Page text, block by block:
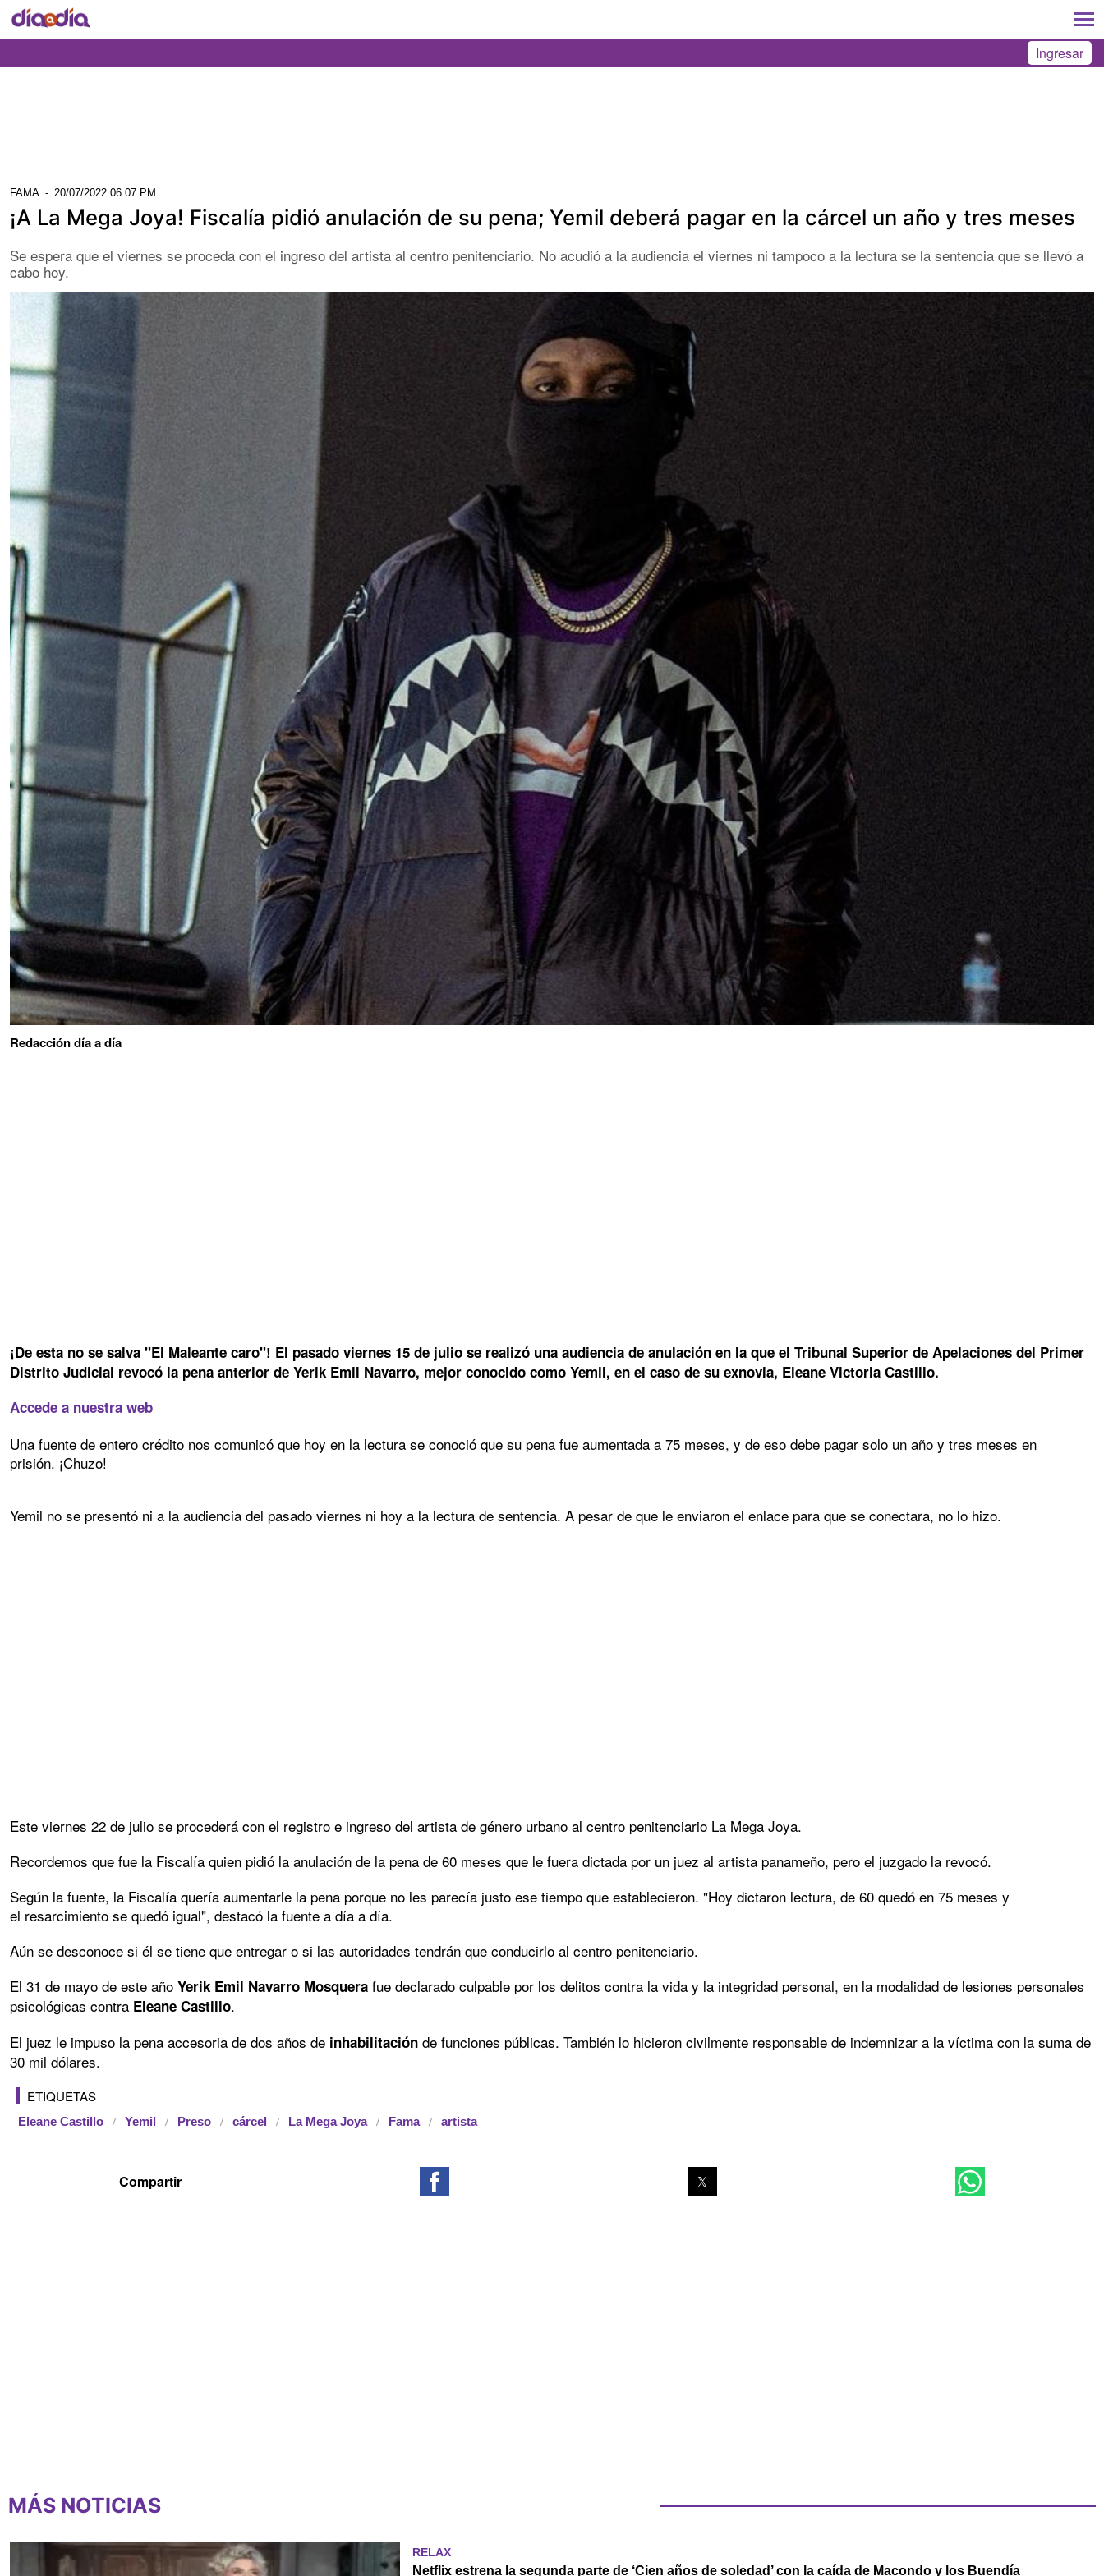
Ingresar
FAMA - 20/07/2022 06:07 PM
¡A La Mega Joya! Fiscalía pidió anulación de su pena; Yemil deberá pagar en la cárcel un año y tres meses
Se espera que el viernes se proceda con el ingreso del artista al centro penitenciario. No acudió a la audiencia el viernes ni tampoco a la lectura se la sentencia que se llevó a
cabo hoy.
Redacción día a día
¡De esta no se salva "El Maleante caro"! El pasado viernes 15 de julio se realizó una audiencia de anulación en la que el Tribunal Superior de Apelaciones del Primer
Distrito Judicial revocó la pena anterior de Yerik Emil Navarro, mejor conocido como Yemil, en el caso de su exnovia, Eleane Victoria Castillo.
Accede a nuestra web
Una fuente de entero crédito nos comunicó que hoy en la lectura se conoció que su pena fue aumentada a 75 meses, y de eso debe pagar solo un año y tres meses en
prisión. ¡Chuzo!
Yemil no se presentó ni a la audiencia del pasado viernes ni hoy a la lectura de sentencia. A pesar de que le enviaron el enlace para que se conectara, no lo hizo.
Este viernes 22 de julio se procederá con el registro e ingreso del artista de género urbano al centro penitenciario La Mega Joya.
Recordemos que fue la Fiscalía quien pidió la anulación de la pena de 60 meses que le fuera dictada por un juez al artista panameño, pero el juzgado la revocó.
Según la fuente, la Fiscalía quería aumentarle la pena porque no les parecía justo ese tiempo que establecieron. "Hoy dictaron lectura, de 60 quedó en 75 meses y
el resarcimiento se quedó igual", destacó la fuente a día a día.
Aún se desconoce si él se tiene que entregar o si las autoridades tendrán que conducirlo al centro penitenciario.
El 31 de mayo de este año Yerik Emil Navarro Mosquera fue declarado culpable por los delitos contra la vida y la integridad personal, en la modalidad de lesiones personales
psicológicas contra Eleane Castillo.
El juez le impuso la pena accesoria de dos años de inhabilitación de funciones públicas. También lo hicieron civilmente responsable de indemnizar a la víctima con la suma de
30 mil dólares.
ETIQUETAS
Eleane Castillo Yemil Preso cárcel La Mega Joya Fama artista
MÁS NOTICIAS
RELAX
Netflix estrena la segunda parte de ‘Cien años de soledad’ con la caída de Macondo y los Buendía